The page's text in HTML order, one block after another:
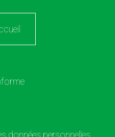
données personnelles